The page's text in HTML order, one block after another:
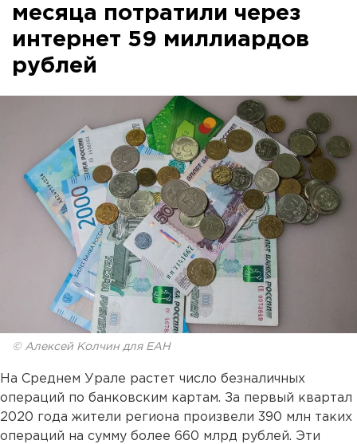
месяца потратили через
интернет 59 миллиардов
рублей
© Алексей Колчин для ЕАН
На Среднем Урале растет число безналичных
операций по банковским картам. За первый квартал
2020 года жители региона произвели 390 млн таких
операций на сумму более 660 млрд рублей. Эти